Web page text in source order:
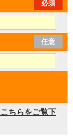
必須
任意
ちらをご覧下